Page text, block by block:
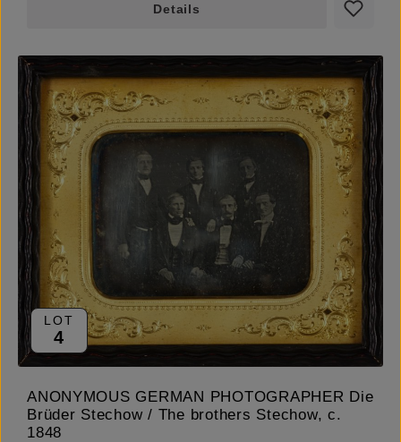
Details
LOT
4
ANONYMOUS GERMAN PHOTOGRAPHER Die
Brüder Stechow / The brothers Stechow, c.
1848